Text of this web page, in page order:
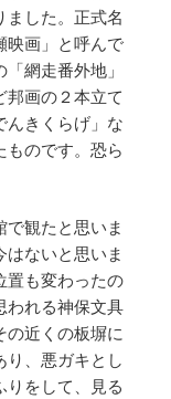
ました。正式名
映画」と呼んで
網走番外地」
邦画の２本立て
んきくらげ」な
ものです。恐ら
で観たと思いま
ないと思いま
置も変わったの
われる神保文具
の近くの板塀に
り、悪ガキとし
りをして、見る